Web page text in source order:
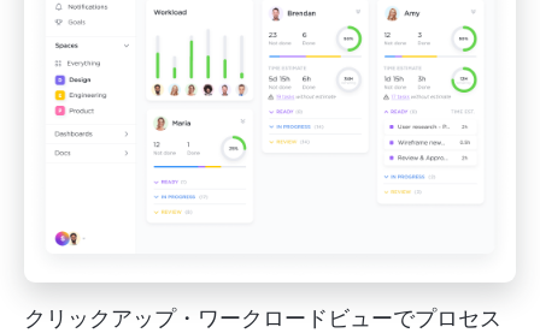
クリックアップ・ワークロードビューでプロセス